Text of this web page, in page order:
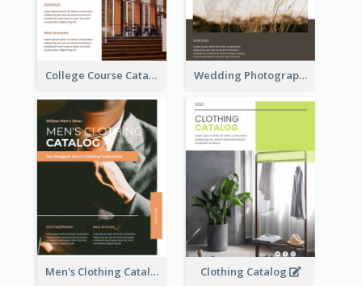
College Course Catalog Wedding Photography Catalog
Men's Clothing Catalog Clothing Catalog